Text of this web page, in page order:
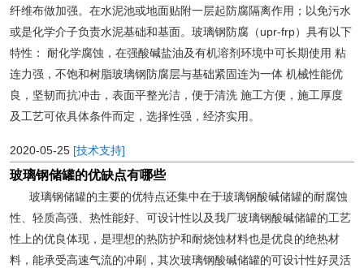
纤维布做加强。在水泥池或地面贴附一层起防腐隔离作用；以免污水
或是化学介子负责水泥基础和基面。玻璃钢防腐（upr-frp）具有以下
特性： 耐化学腐蚀，在强酸碱盐油及有机溶剂环境中可长期使用 粘
连力强，不饱和树脂玻璃钢防腐层与基础紧固连为一体 机械性能优
良，坚韧而抗冲击，表面平整光洁，便于清洗 施工方便，施工厚度
及工艺可依具体条件而定，选择性强，经济实用。
2020-05-25 [技术支持]
玻璃钢储罐的优缺点有哪些
玻璃钢储罐的主要的优特点还集中在于玻璃钢酸碱储罐的耐腐蚀
性、轻质高强、热性能好、可设计性以及我厂玻璃钢酸碱储罐的工艺
性上的优良体现，是理想的热防护和耐烧蚀材料也是优良的绝热材
料，能承受高速气流的冲刷，其次玻璃钢酸碱储罐的可设计性好灵活